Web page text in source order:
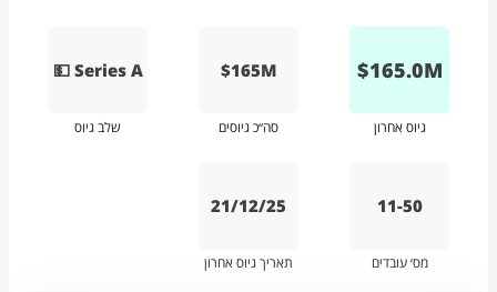
M
165.0
$
גיוס אחרון
$165M
סה״כ גיוסים
💵 Series A
שלב גיוס
11-50
מס׳ עובדים
21/12/25
תאריך גיוס אחרון